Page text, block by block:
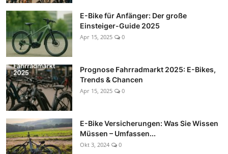
E-Bike für Anfänger: Der große
Einsteiger-Guide 2025
Apr 15, 2025 0
Prognose Fahrradmarkt 2025: E-Bikes,
Trends & Chancen
Apr 15, 2025 0
E-Bike Versicherungen: Was Sie Wissen
Müssen – Umfassen...
Okt 3, 2024 0